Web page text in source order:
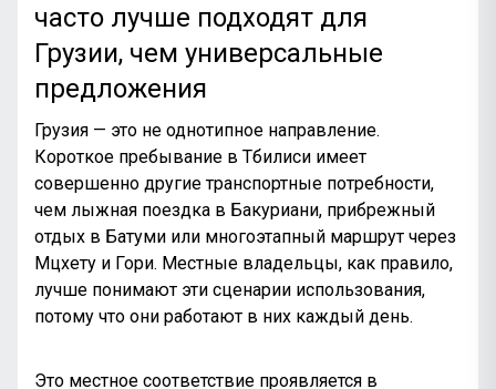
часто лучше подходят для
Грузии, чем универсальные
предложения
Грузия — это не однотипное направление.
Короткое пребывание в Тбилиси имеет
совершенно другие транспортные потребности,
чем лыжная поездка в Бакуриани, прибрежный
отдых в Батуми или многоэтапный маршрут через
Мцхету и Гори. Местные владельцы, как правило,
лучше понимают эти сценарии использования,
потому что они работают в них каждый день.
Это местное соответствие проявляется в